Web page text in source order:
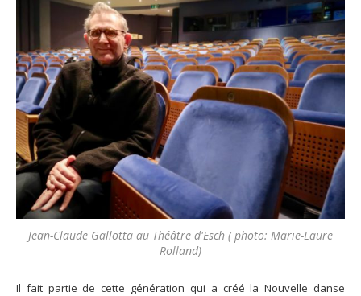
Jean-Claude Gallotta au Théâtre d'Esch ( photo: Marie-Laure
Rolland)
Il fait partie de cette génération qui a créé la Nouvelle danse